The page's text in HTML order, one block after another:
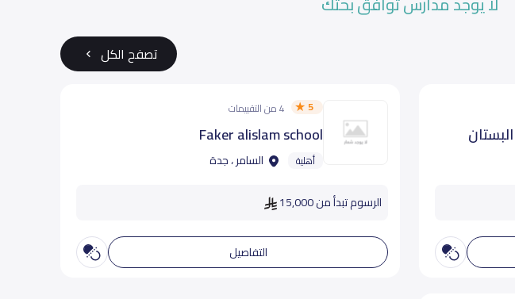
تصفح الكل
5 4 من التقييمات
Faker alislam school
أهلية السامر ، جدة
الرسوم تبدأ من 15,000
التفاصيل